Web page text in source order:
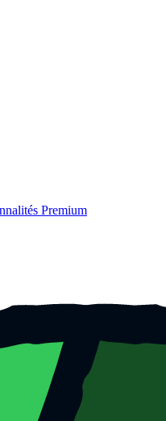
Premium